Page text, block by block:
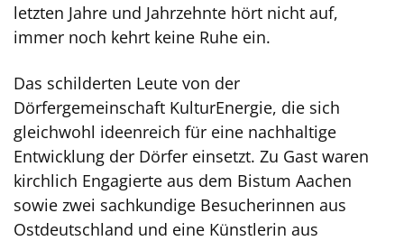
letzten Jahre und Jahrzehnte hört nicht auf,
immer noch kehrt keine Ruhe ein.
Das schilderten Leute von der
Dörfergemeinschaft KulturEnergie, die sich
gleichwohl ideenreich für eine nachhaltige
Entwicklung der Dörfer einsetzt. Zu Gast waren
kirchlich Engagierte aus dem Bistum Aachen
sowie zwei sachkundige Besucherinnen aus
Ostdeutschland und eine Künstlerin aus